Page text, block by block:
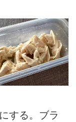
する。ブラ